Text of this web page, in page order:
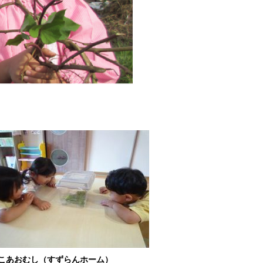
あおむし（すずらんホーム）